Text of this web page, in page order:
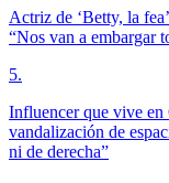
Actriz de ‘Betty, la
“Nos van a embargar
5.
Influencer que vive en
vandalización de
ni de derecha”